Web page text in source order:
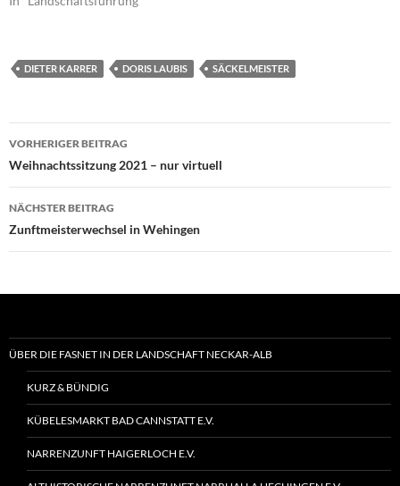
DIETER KARRER DORIS LAUBIS SÄCKELMEISTER
Beitragsnavigation
VORHERIGER BEITRAG
Weihnachtssitzung 2021 – nur virtuell
NÄCHSTER BEITRAG
Zunftmeisterwechsel in Wehingen
ÜBER DIE FASNET IN DER LANDSCHAFT NECKAR-ALB
KURZ & BÜNDIG
KÜBELESMARKT BAD CANNSTATT E.V.
NARRENZUNFT HAIGERLOCH E.V.